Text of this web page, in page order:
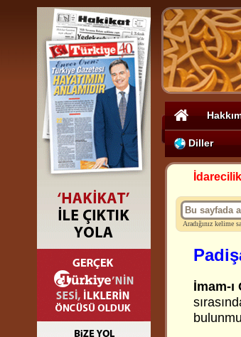
Diller
Aradığınız kelime
İmam-ı